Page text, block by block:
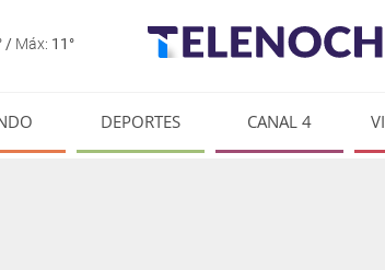
/ Máx: 11°
DEPORTES CANAL 4